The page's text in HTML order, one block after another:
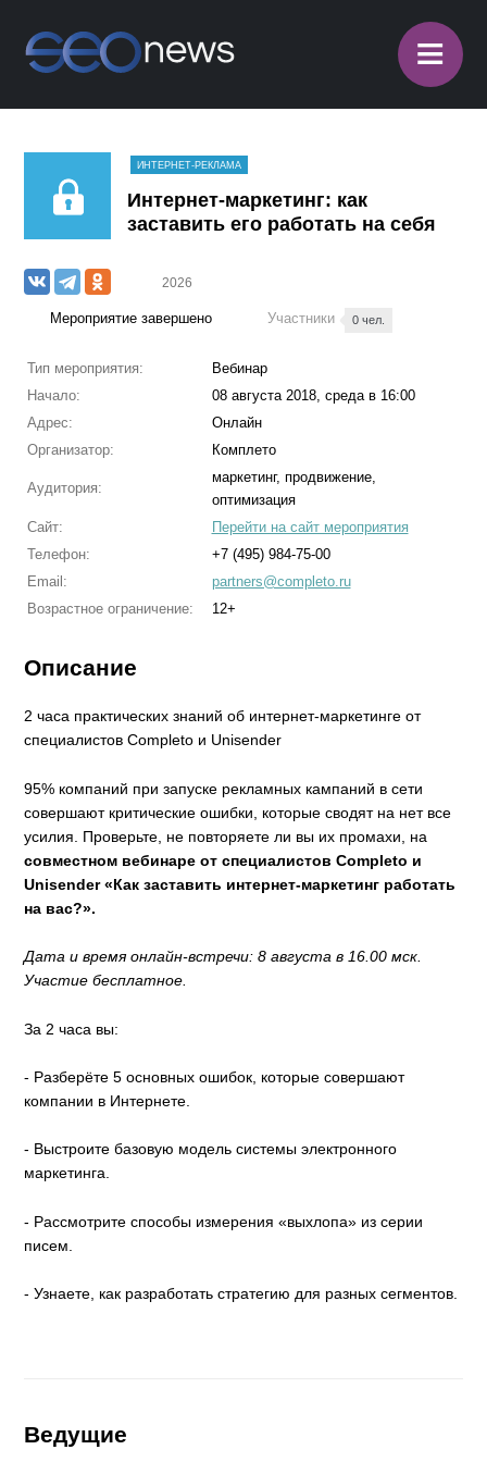
≡
ИНТЕРНЕТ-РЕКЛАМА
Интернет-маркетинг: как
заставить его работать на себя
2026
Мероприятие завершено Участники 0 чел.
Тип мероприятия:
Вебинар
Начало:
08 августа 2018, среда в 16:00
Адрес:
Онлайн
Организатор:
Комплето
Аудитория:
маркетинг, продвижение,
оптимизация
Сайт:
Перейти на сайт мероприятия
Телефон:
+7 (495) 984-75-00
Email:
partners@completo.ru
Возрастное ограничение:
12+
Описание
2 часа практических знаний об интернет-маркетинге от
специалистов Completo и Unisender
95% компаний при запуске рекламных кампаний в сети
совершают критические ошибки, которые сводят на нет все
усилия. Проверьте, не повторяете ли вы их промахи, на
совместном вебинаре от специалистов Completo и
Unisender «Как заставить интернет-маркетинг работать
на вас?».
Дата и время онлайн-встречи: 8 августа в 16.00 мск.
Участие бесплатное.
За 2 часа вы:
- Разберёте 5 основных ошибок, которые совершают
компании в Интернете.
- Выстроите базовую модель системы электронного
маркетинга.
- Рассмотрите способы измерения «выхлопа» из серии
писем.
- Узнаете, как разработать стратегию для разных сегментов.
Ведущие